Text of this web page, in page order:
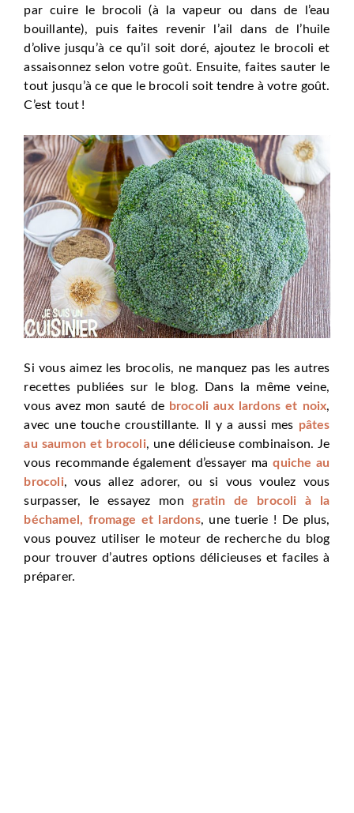
par cuire le brocoli (à la vapeur ou dans de l’eau
bouillante), puis faites revenir l’ail dans de l’huile
d’olive jusqu’à ce qu’il soit doré, ajoutez le brocoli et
assaisonnez selon votre goût. Ensuite, faites sauter le
tout jusqu’à ce que le brocoli soit tendre à votre goût.
C’est tout !
Si vous aimez les brocolis, ne manquez pas les autres
recettes publiées sur le blog. Dans la même veine,
vous avez mon sauté de brocoli aux lardons et noix,
avec une touche croustillante. Il y a aussi mes pâtes
au saumon et brocoli, une délicieuse combinaison. Je
vous recommande également d’essayer maquiche au
brocoli, vous allez adorer, ou si vous voulez vous
surpasser, le essayez mongratin de brocoli à la
béchamel, fromage et lardons, une tuerie ! De plus,
vous pouvez utiliser le moteur de recherche du blog
pour trouver d’autres options délicieuses et faciles à
préparer.